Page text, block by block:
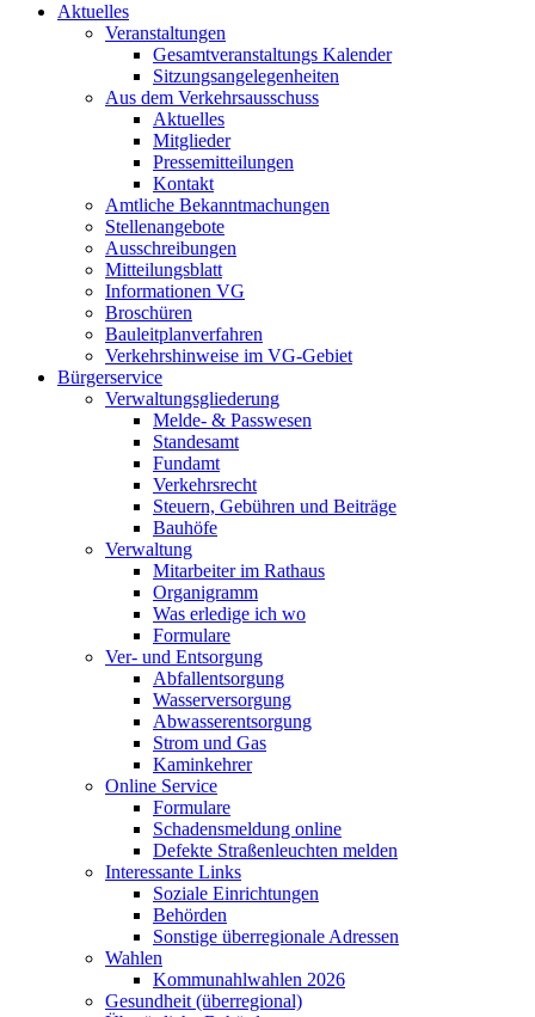
Aktuelles
Veranstaltungen
Gesamtveranstaltungs Kalender
Sitzungsangelegenheiten
Aus dem Verkehrsausschuss
Aktuelles
Mitglieder
Pressemitteilungen
Kontakt
Amtliche Bekanntmachungen
Stellenangebote
Ausschreibungen
Mitteilungsblatt
Informationen VG
Broschüren
Bauleitplanverfahren
Verkehrshinweise im VG-Gebiet
Bürgerservice
Verwaltungsgliederung
Melde- & Passwesen
Standesamt
Fundamt
Verkehrsrecht
Steuern, Gebühren und Beiträge
Bauhöfe
Verwaltung
Mitarbeiter im Rathaus
Organigramm
Was erledige ich wo
Formulare
Ver- und Entsorgung
Abfallentsorgung
Wasserversorgung
Abwasserentsorgung
Strom und Gas
Kaminkehrer
Online Service
Formulare
Schadensmeldung online
Defekte Straßenleuchten melden
Interessante Links
Soziale Einrichtungen
Behörden
Sonstige überregionale Adressen
Wahlen
Kommunahlwahlen 2026
Gesundheit (überregional)